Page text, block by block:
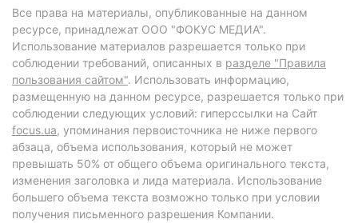
Все права на материалы, опубликованные на данном
ресурсе, принадлежат ООО "ФОКУС МЕДИА".
Использование материалов разрешается только при
соблюдении требований, описанных в разделе "Правила
пользования сайтом". Использовать информацию,
размещенную на данном ресурсе, разрешается только при
соблюдении следующих условий: гиперссылки на Сайт
focus.ua, упоминания первоисточника не ниже первого
абзаца, объема использования, который не может
превышать 50% от общего объема оригинального текста,
изменения заголовка и лида материала. Использование
большего объема текста возможно только при условии
получения письменного разрешения Компании.